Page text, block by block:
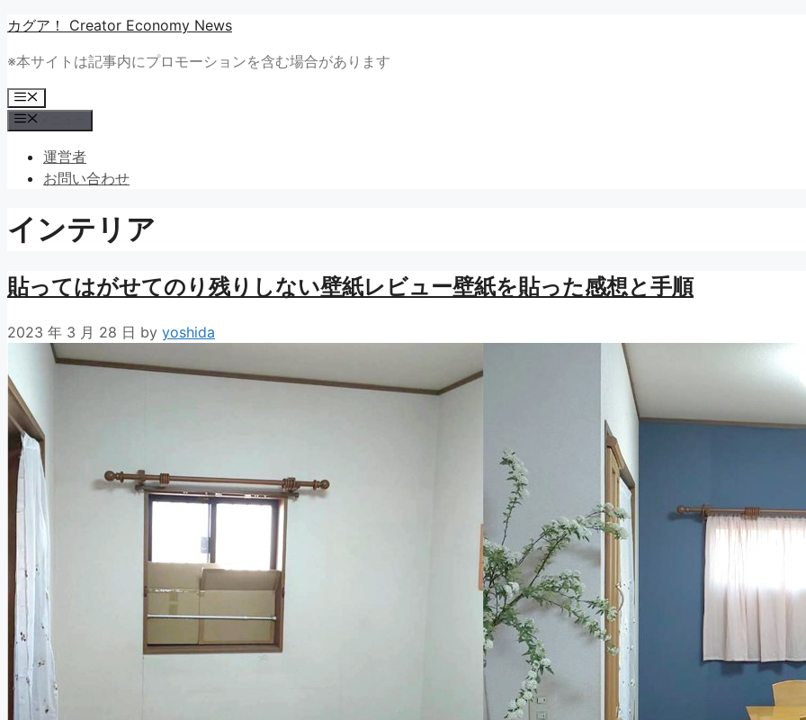
コ
テ
ン
ツ
へ
カグア！ Creator Economy News
※本サイトは記事内にプロモーションを含む場合があります
メ
ニ
ュ
運営者
お問い合わせ
インテリア
貼ってはがせてのり残りしない壁紙レビュー壁紙を貼った感想と手順
2023 年 3 月 28 日 by yoshida